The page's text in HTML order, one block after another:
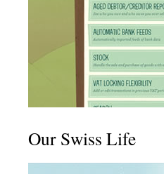
Our Swiss Life